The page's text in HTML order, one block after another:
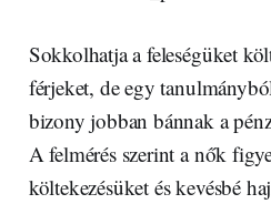
Sokkolhatja a feleségüket
férjeket, de egy
bizony jobban bánnak a
A felmérés szerint a nők
költekezésüket és kevésbé